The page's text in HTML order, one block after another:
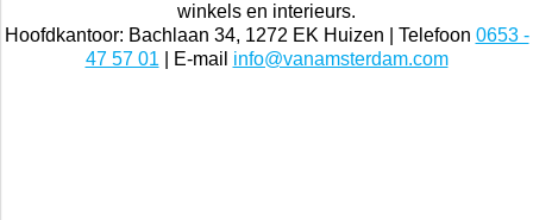
winkels en interieurs.
Hoofdkantoor: Bachlaan 34, 1272 EK Huizen | Telefoon 0653 -
47 57 01 | E-mail info@vanamsterdam.com